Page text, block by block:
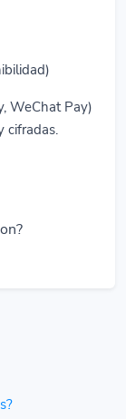
WeChat Pay)
cifradas.